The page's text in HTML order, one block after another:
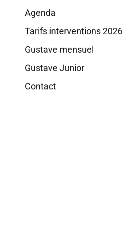
Agenda
Tarifs interventions 2026
Gustave mensuel
Gustave Junior
Contact